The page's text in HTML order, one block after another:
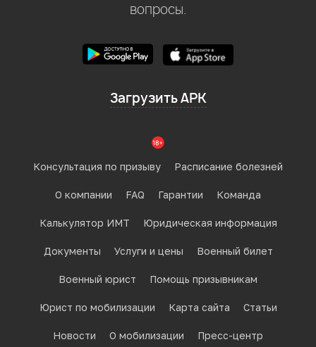
вопросы.
Загрузить APK
Консультация по призыву Расписание болезней
О компании FAQ Гарантии Команда
Калькулятор ИМТ Юридическая информация
Документы Услуги и цены Военный билет
Военный юрист Помощь призывникам
Юрист по мобилизации Карта сайта Статьи
Новости О мобилизации Пресс-центр